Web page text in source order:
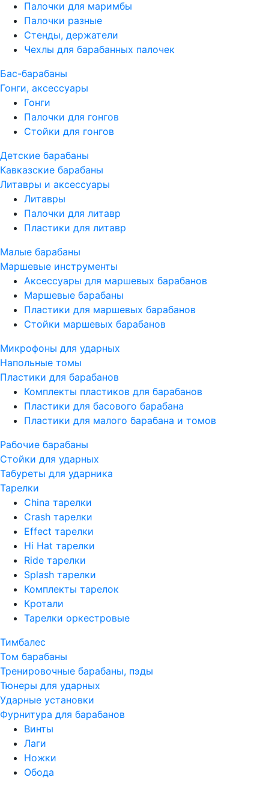
Палочки для маримбы
Палочки разные
Стенды, держатели
Чехлы для барабанных палочек
Бас-барабаны
Гонги, аксессуары
Гонги
Палочки для гонгов
Стойки для гонгов
Детские барабаны
Кавказские барабаны
Литавры и аксессуары
Литавры
Палочки для литавр
Пластики для литавр
Малые барабаны
Маршевые инструменты
Аксессуары для маршевых барабанов
Маршевые барабаны
Пластики для маршевых барабанов
Стойки маршевых барабанов
Микрофоны для ударных
Напольные томы
Пластики для барабанов
Комплекты пластиков для барабанов
Пластики для басового барабана
Пластики для малого барабана и томов
Рабочие барабаны
Стойки для ударных
Табуреты для ударника
Тарелки
China тарелки
Crash тарелки
Effect тарелки
Hi Hat тарелки
Ride тарелки
Splash тарелки
Комплекты тарелок
Кротали
Тарелки оркестровые
Тимбалес
Том барабаны
Тренировочные барабаны, пэды
Тюнеры для ударных
Ударные установки
Фурнитура для барабанов
Винты
Лаги
Ножки
Обода